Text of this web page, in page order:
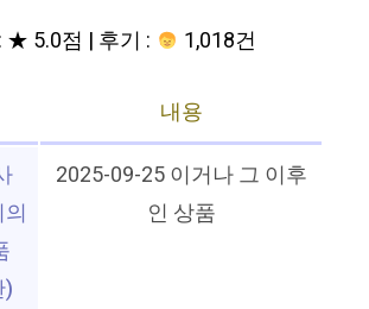
★ 5.0점 | 후기 : 1,018건
내용
2025-09-25 이거나 그 이후
인 상품